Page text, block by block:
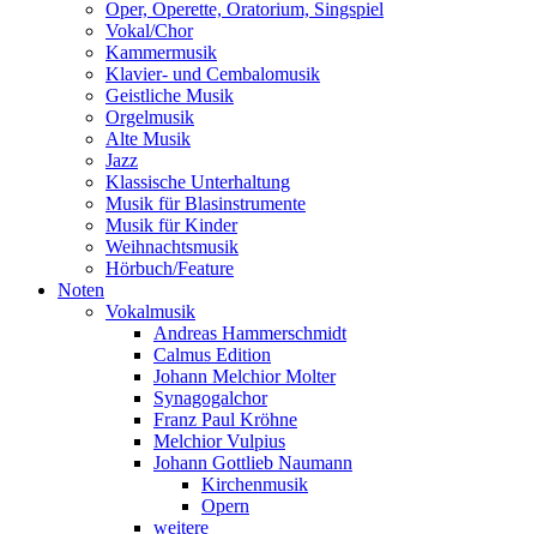
Oper, Operette, Oratorium, Singspiel
Vokal/Chor
Kammermusik
Klavier- und Cembalomusik
Geistliche Musik
Orgelmusik
Alte Musik
Jazz
Klassische Unterhaltung
Musik für Blasinstrumente
Musik für Kinder
Weihnachtsmusik
Hörbuch/Feature
Noten
Vokalmusik
Andreas Hammerschmidt
Calmus Edition
Johann Melchior Molter
Synagogalchor
Franz Paul Kröhne
Melchior Vulpius
Johann Gottlieb Naumann
Kirchenmusik
Opern
weitere